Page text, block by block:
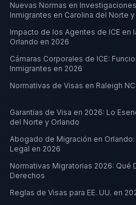
Nuevas Normas en
Inmigrantes en Carolina del Norte
Impacto de los Agentes de ICE en
Orlando en 2026
Cámaras Corporales de ICE:
Inmigrantes en 2026
Normativas de Visas en Raleigh
Garantías de Visa en 2026: Lo
del Norte y Orlando
Abogado de Migración en
Legal en 2026
Normativas Migratorias 2026: Qué
Derechos
Reglas de Visas para EE. UU. en